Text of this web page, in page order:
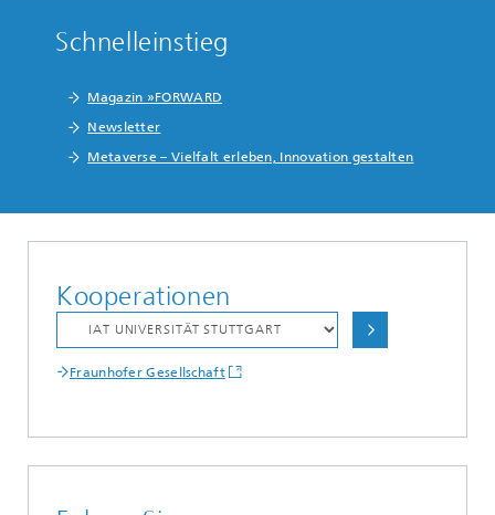
Schnelleinstieg
Magazin »FORWARD
Newsletter
Metaverse – Vielfalt erleben, Innovation gestalten
Kooperationen
Fraunhofer Gesellschaft